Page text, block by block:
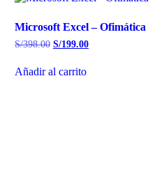
Microsoft Excel – Ofimática
S/398.00 S/199.00
Añadir al carrito